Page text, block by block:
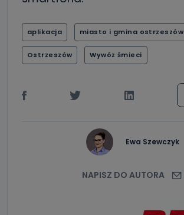
aplikacja miasto i gmina ostrzeszów
Ostrzeszów Wywóz śmieci
Ewa Szewczyk
NAPISZ DO AUTORA